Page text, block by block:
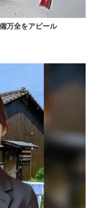
万全をアピール